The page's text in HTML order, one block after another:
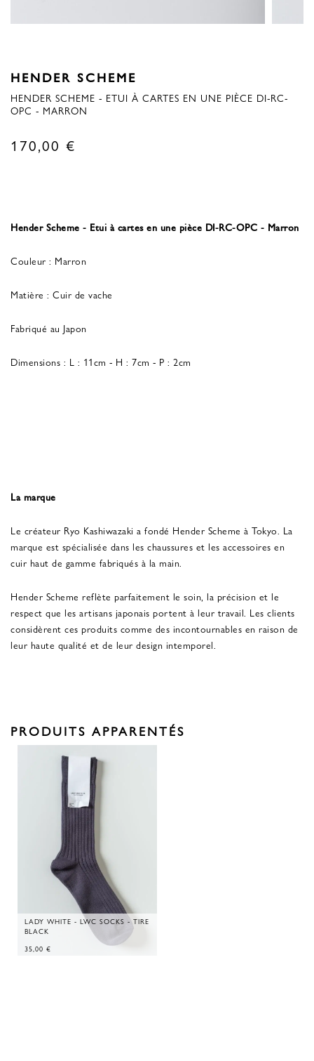
HENDER SCHEME
HENDER SCHEME - ETUI À CARTES EN UNE PIÈCE DI-RC-
OPC - MARRON
170,00 €
Hender Scheme - Etui à cartes en une pièce DI-RC-OPC - Marron
Couleur : Marron
Matière : Cuir de vache
Fabriqué au Japon
Dimensions : L : 11cm - H : 7cm - P : 2cm
La marque
Le créateur Ryo Kashiwazaki a fondé Hender Scheme à Tokyo. La
marque est spécialisée dans les chaussures et les accessoires en
cuir haut de gamme fabriqués à la main.
Hender Scheme reflète parfaitement le soin, la précision et le
respect que les artisans japonais portent à leur travail. Les clients
considèrent ces produits comme des incontournables en raison de
leur haute qualité et de leur design intemporel.
PRODUITS APPARENTÉS
LADY WHITE - LWC SOCKS - TIRE
BLACK
35,00 €